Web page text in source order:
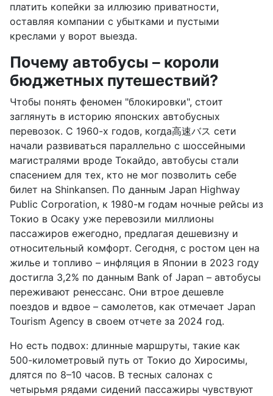
платить копейки за иллюзию приватности,
оставляя компании с убытками и пустыми
креслами у ворот выезда.
Почему автобусы – короли
бюджетных путешествий?
Чтобы понять феномен "блокировки", стоит
заглянуть в историю японских автобусных
перевозок. С 1960-х годов, когда高速バス сети
начали развиваться параллельно с шоссейными
магистралями вроде Токайдо, автобусы стали
спасением для тех, кто не мог позволить себе
билет на Shinkansen. По данным Japan Highway
Public Corporation, к 1980-м годам ночные рейсы из
Токио в Осаку уже перевозили миллионы
пассажиров ежегодно, предлагая дешевизну и
относительный комфорт. Сегодня, с ростом цен на
жилье и топливо – инфляция в Японии в 2023 году
достигла 3,2% по данным Bank of Japan – автобусы
переживают ренессанс. Они втрое дешевле
поездов и вдвое – самолетов, как отмечает Japan
Tourism Agency в своем отчете за 2024 год.
Но есть подвох: длинные маршруты, такие как
500-километровый путь от Токио до Хиросимы,
длятся по 8–10 часов. В тесных салонах с
четырьмя рядами сидений пассажиры чувствуют